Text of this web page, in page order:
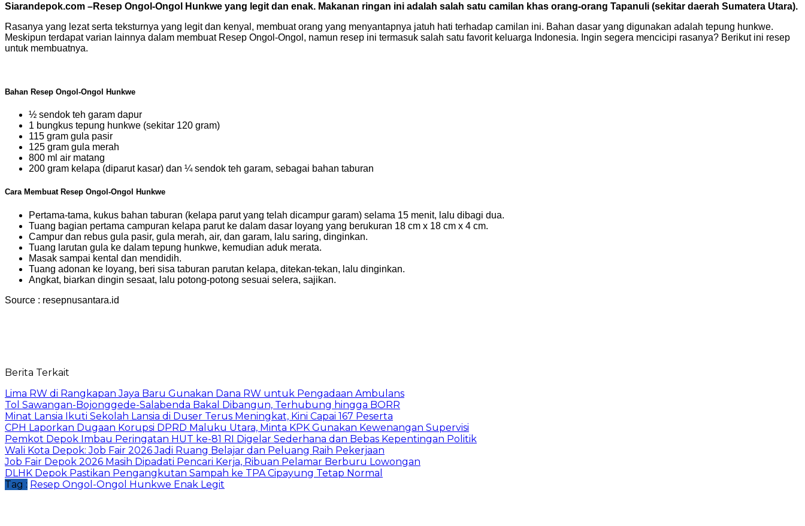
Siarandepok.com –Resep Ongol-Ongol Hunkwe yang legit dan enak. Makanan ringan ini adalah salah satu camilan khas orang-orang Tapanuli (sekitar daerah Sumatera Utara).
Rasanya yang lezat serta teksturnya yang legit dan kenyal, membuat orang yang menyantapnya jatuh hati terhadap camilan ini. Bahan dasar yang digunakan adalah tepung hunkwe.
Meskipun terdapat varian lainnya dalam membuat Resep Ongol-Ongol, namun resep ini termasuk salah satu favorit keluarga Indonesia. Ingin segera mencicipi rasanya? Berikut ini resep
untuk membuatnya.
Bahan Resep Ongol-Ongol Hunkwe
½ sendok teh garam dapur
1 bungkus tepung hunkwe (sekitar 120 gram)
115 gram gula pasir
125 gram gula merah
800 ml air matang
200 gram kelapa (diparut kasar) dan ¼ sendok teh garam, sebagai bahan taburan
Cara Membuat Resep Ongol-Ongol Hunkwe
Pertama-tama, kukus bahan taburan (kelapa parut yang telah dicampur garam) selama 15 menit, lalu dibagi dua.
Tuang bagian pertama campuran kelapa parut ke dalam dasar loyang yang berukuran 18 cm x 18 cm x 4 cm.
Campur dan rebus gula pasir, gula merah, air, dan garam, lalu saring, dinginkan.
Tuang larutan gula ke dalam tepung hunkwe, kemudian aduk merata.
Masak sampai kental dan mendidih.
Tuang adonan ke loyang, beri sisa taburan parutan kelapa, ditekan-tekan, lalu dinginkan.
Angkat, biarkan dingin sesaat, lalu potong-potong sesuai selera, sajikan.
Source : resepnusantara.id
Berita Terkait
Lima RW di Rangkapan Jaya Baru Gunakan Dana RW untuk Pengadaan Ambulans
Tol Sawangan-Bojonggede-Salabenda Bakal Dibangun, Terhubung hingga BORR
Minat Lansia Ikuti Sekolah Lansia di Duser Terus Meningkat, Kini Capai 167 Peserta
CPH Laporkan Dugaan Korupsi DPRD Maluku Utara, Minta KPK Gunakan Kewenangan Supervisi
Pemkot Depok Imbau Peringatan HUT ke-81 RI Digelar Sederhana dan Bebas Kepentingan Politik
Wali Kota Depok: Job Fair 2026 Jadi Ruang Belajar dan Peluang Raih Pekerjaan
Job Fair Depok 2026 Masih Dipadati Pencari Kerja, Ribuan Pelamar Berburu Lowongan
DLHK Depok Pastikan Pengangkutan Sampah ke TPA Cipayung Tetap Normal
Tag : Resep Ongol-Ongol Hunkwe Enak Legit